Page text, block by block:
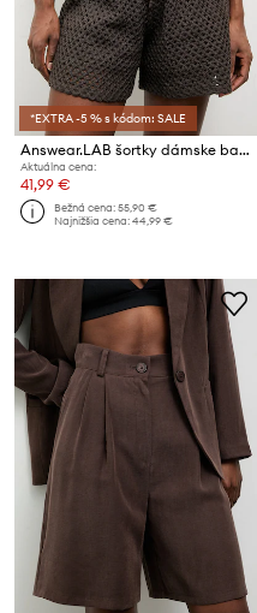
*EXTRA -5 % s kódom: SALE
Answear.LAB šortky dámske bavlnené
Aktuálna cena:
41,99 €
Bežná cena:55,90 €
Najnižšia cena:44,99 €